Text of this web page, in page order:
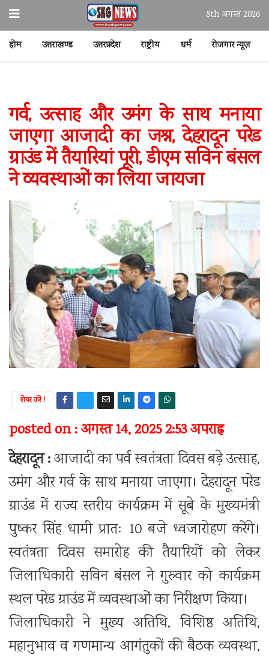
8th अगस्त 2026
होम उत्तराखण्ड उत्तरप्रदेश राष्ट्रीय धर्म रोजगार न्यूज़
गर्व, उत्साह और उमंग के साथ मनाया
जाएगा आजादी का जश्न, देहरादून परेड
ग्राउंड में तैयारियां पूरी, डीएम सविन बंसल
ने व्यवस्थाओं का लिया जायजा
शेयर करें !
posted on : अगस्त 14, 2025 2:53 अपराह्न
देहरादून :आजादी का पर्व स्वतंत्रता दिवस बड़े उत्साह,
उमंग और गर्व के साथ मनाया जाएगा। देहरादून परेड
ग्राउंड में राज्य स्तरीय कार्यक्रम में सूबे के मुख्यमंत्री
पुष्कर सिंह धामी प्रातः 10 बजे ध्वजारोहण करेंगे।
स्वतंत्रता दिवस समारोह की तैयारियों को लेकर
जिलाधिकारी सविन बंसल ने गुरुवार को कार्यक्रम
स्थल परेड ग्राउंड में व्यवस्थाओं का निरीक्षण किया।
जिलाधिकारी ने मुख्य अतिथि, विशिष्ठ अतिथि,
महानुभाव व गणमान्य आगंतुकों की बैठक व्यवस्था,